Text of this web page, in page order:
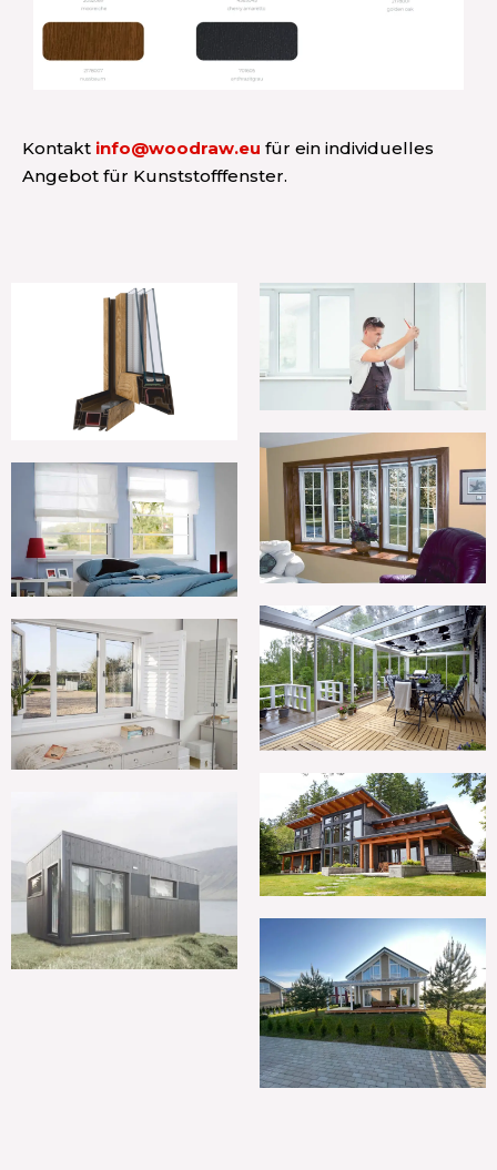
Kontakt info@woodraw.eu für ein individuelles
Angebot für Kunststofffenster.